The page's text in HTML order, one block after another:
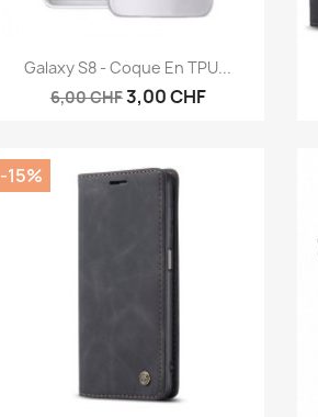
Aperçu rapide
Galaxy S8 - Coque En TPU...
6,00 CHF3,00 CHF
-15%